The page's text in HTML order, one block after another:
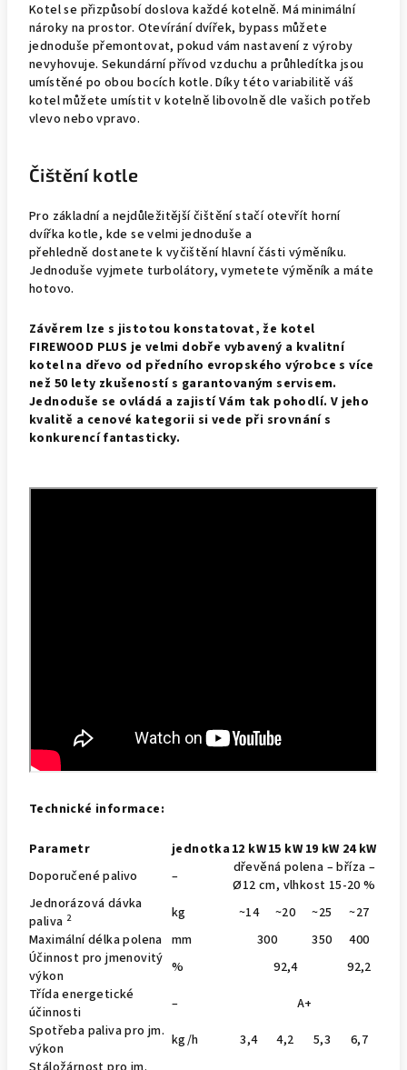
Kotel se přizpůsobí doslova každé kotelně. Má minimální
nároky na prostor. Otevírání dvířek, bypass můžete
jednoduše přemontovat, pokud vám nastavení z výroby
nevyhovuje. Sekundární přívod vzduchu a průhledítka jsou
umístěné po obou bocích kotle. Díky této variabilitě váš
kotel můžete umístit v kotelně libovolně dle vašich potřeb
vlevo nebo vpravo.
Čištění kotle
Pro základní a nejdůležitější čištění stačí otevřít horní
dvířka kotle, kde se velmi jednoduše a
přehledně dostanete k vyčištění hlavní části výměníku.
Jednoduše vyjmete turbolátory, vymetete výměník a máte
hotovo.
Závěrem lze s jistotou konstatovat, že kotel
FIREWOOD PLUS je velmi dobře vybavený a kvalitní
kotel na dřevo od předního evropského výrobce s více
než 50 lety zkušeností s garantovaným servisem.
Jednoduše se ovládá a zajistí Vám tak pohodlí. V jeho
kvalitě a cenové kategorii si vede při srovnání s
konkurencí fantasticky.
Technické informace:
Parametr jednotka 12 kW15 kW 19 kW 24 kW
Doporučené palivo
–
dřevěná polena – bříza –
Ø12 cm, vlhkost 15-20 %
Jednorázová dávka
paliva 2 kg ~14 ~20 ~25
~27
Maximální délka polena mm 300 350
400
Účinnost pro jmenovitý
výkon
% 92,4
92,2
Třída energetické
účinnosti
–
A+
Spotřeba paliva pro jm.
výkon
kg/h 3,4 4,2 5,3
6,7